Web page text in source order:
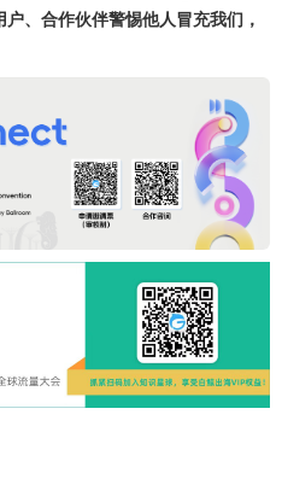
、合作伙伴警惕他人冒充我们，